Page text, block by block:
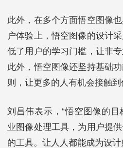
此外，在多个方面悟空图像
户体验上，悟空图像的设计
低了用户的学习门槛，让非
此外，悟空图像还坚持基础
则，让更多的人有机会接触到
刘昌伟表示，“悟空图像的
业图像处理工具，为用户提
的工具。让人人都能成为设计